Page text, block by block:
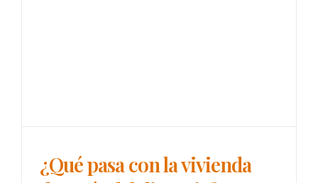
¿Qué pasa con la vivienda